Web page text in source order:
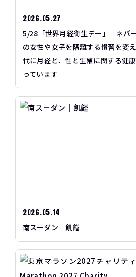
2026.05.27
5/28「世界月経衛生デー」｜ネパ
の女性や女子を隔離する慣習を変
代に月経と、性と生殖に関する健
っています
2026.05.14
南スーダン｜飢饉